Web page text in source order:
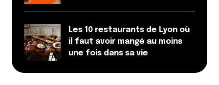
Les 10 restaurants de Lyon où
il faut avoir mangé au moins
une fois dans sa vie